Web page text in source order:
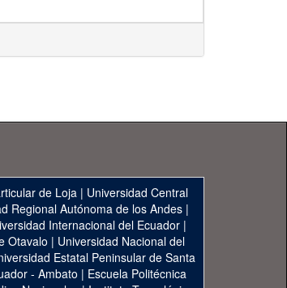
de Loja | Universidad Central
Regional Autónoma de los Andes|
Internacional del Ecuador|
Otavalo | Universidad Nacional del
Estatal Peninsular de Santa
- Ambato | Escuela Politécnica